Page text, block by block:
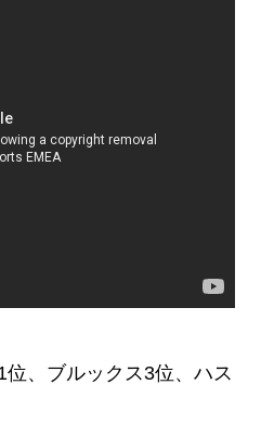
、ブルックス3位、ハス